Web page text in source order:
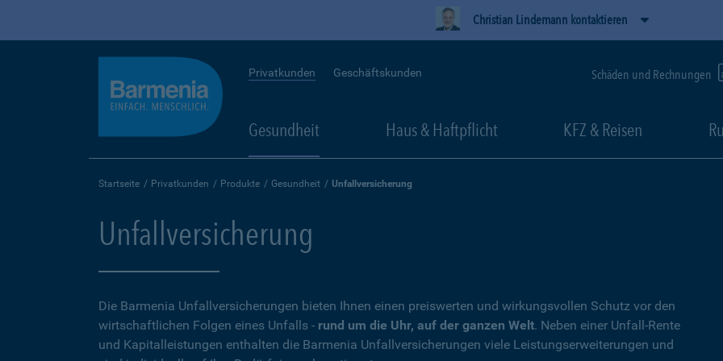
Christian Lindemann kontaktieren
Privatkunden Geschäftskunden Schäden und Rechnungen
Gesundheit Haus & Haftpflicht KFZ & Reisen
Startseite Privatkunden Produkte Gesundheit Unfallversicherung
Unfallversicherung
Die Barmenia Unfallversicherungen bieten Ihnen einen preiswerten und wirkungsvollen Schutz vor den
wirtschaftlichen Folgen eines Unfalls - rund um die Uhr, auf der ganzen Welt. Neben einer Unfall-Rente
und Kapitalleistungen enthalten die Barmenia Unfallversicherungen viele Leistungserweiterungen und